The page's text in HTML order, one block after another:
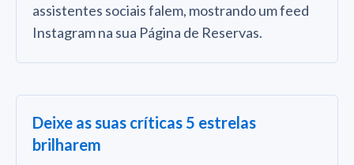
assistentes sociais falem, mostrando um feed
Instagram na sua Página de Reservas.
Deixe as suas críticas 5 estrelas
brilharem